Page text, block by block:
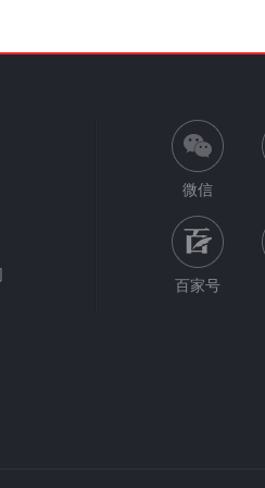
微信
百家号